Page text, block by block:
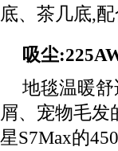
底、茶几底,
吸尘:
地毯温暖
屑、宠物毛
星S7Max的